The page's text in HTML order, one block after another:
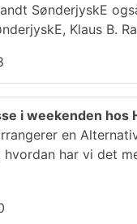
SønderjyskE
Klaus B.
i weekenden hos
en
hvordan har vi det